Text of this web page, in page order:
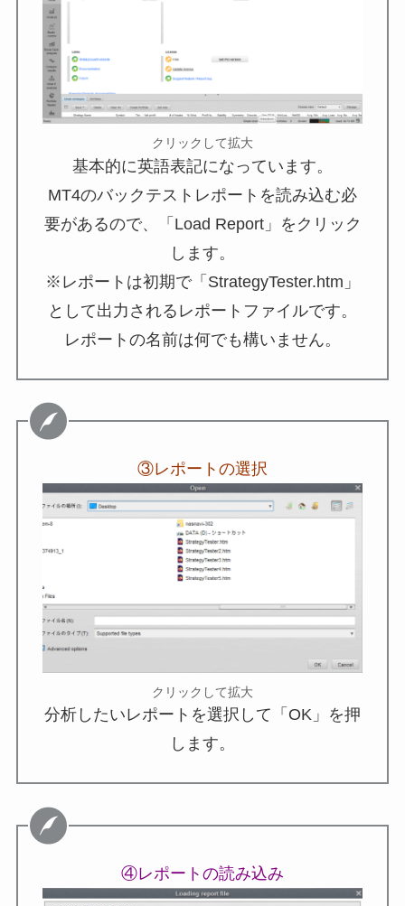
クリックして拡大
基本的に英語表記になっています。
MT4のバックテストレポートを読み込む必
要があるので、「Load Report」をクリック
します。
※レポートは初期で「StrategyTester.htm」
として出力されるレポートファイルです。
レポートの名前は何でも構いません。
③レポートの選択
クリックして拡大
分析したいレポートを選択して「OK」を押
します。
④レポートの読み込み